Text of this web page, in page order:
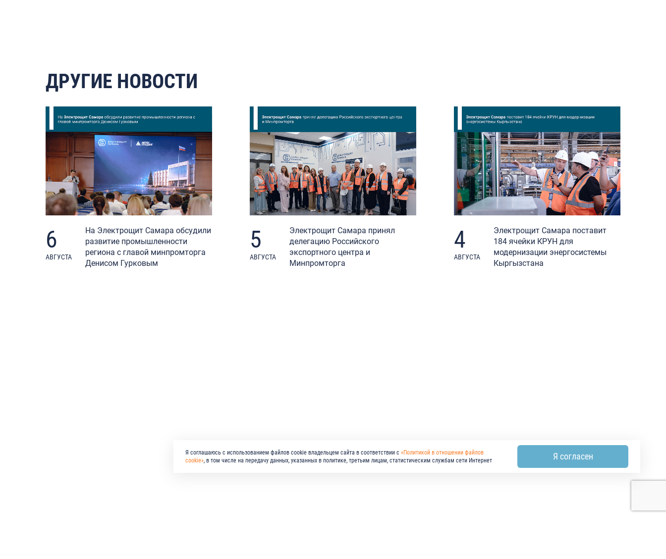
ДРУГИЕ НОВОСТИ
6
АВГУСТА
На Электрощит Самара обсудили
развитие промышленности
региона с главой минпромторга
Денисом Гурковым
5
АВГУСТА
Электрощит Самара принял
делегацию Российского
экспортного центра и
Минпромторга
4
АВГУСТА
Электрощит Самара поставит
184 ячейки КРУН для
модернизации энергосистемы
Кыргызстана
Я соглашаюсь с использованием файлов cookie владельцем сайта в соответствии с «Политикой в отношении файлов
cookie», в том числе на передачу данных, указанных в политике, третьим лицам, статистическим службам сети Интернет Я согласен